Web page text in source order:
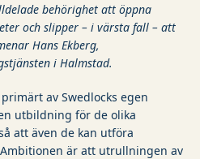
behörighet att öppna
och slipper – i värsta fall – att
Hans Ekberg,
i Halmstad.
av Swedlocks egen
utbildning för de olika
att även de kan utföra
är att utrullningen av